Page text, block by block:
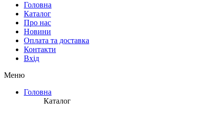
Головна
Каталог
Про нас
Новини
Оплата та доставка
Контакти
Вхiд
Меню
Головна
Каталог